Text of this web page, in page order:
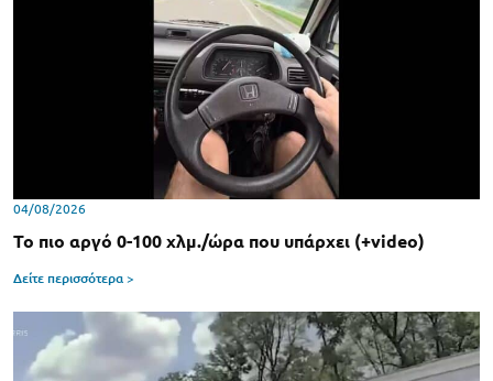
04/08/2026
Το πιο αργό 0-100 χλμ./ώρα που υπάρχει (+video)
Δείτε περισσότερα >